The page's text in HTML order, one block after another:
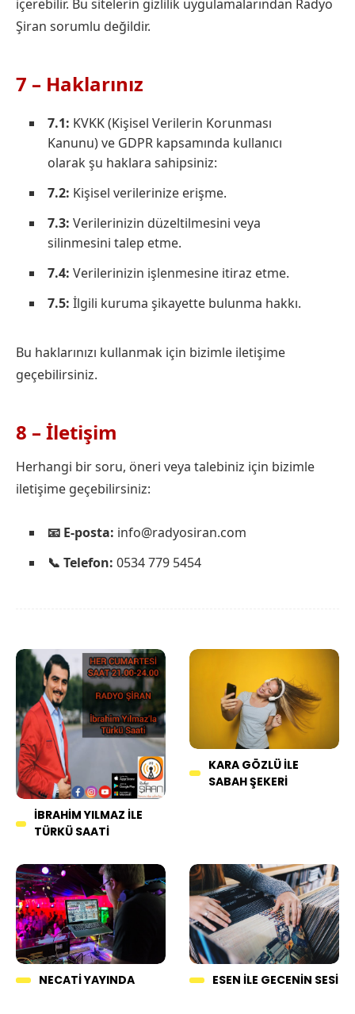
içerebilir. Bu sitelerin gizlilik uygulamalarından Radyo
Şiran sorumlu değildir.
7 – Haklarınız
7.1: KVKK (Kişisel Verilerin Korunması
Kanunu) ve GDPR kapsamında kullanıcı
olarak şu haklara sahipsiniz:
7.2: Kişisel verilerinize erişme.
7.3: Verilerinizin düzeltilmesini veya
silinmesini talep etme.
7.4: Verilerinizin işlenmesine itiraz etme.
7.5: İlgili kuruma şikayette bulunma hakkı.
Bu haklarınızı kullanmak için bizimle iletişime
geçebilirsiniz.
8 – İletişim
Herhangi bir soru, öneri veya talebiniz için bizimle
iletişime geçebilirsiniz:
📧 E-posta: info@radyosiran.com
📞 Telefon: 0534 779 5454
İBRAHIM YILMAZ İLE
TÜRKÜ SAATI
KARA GÖZLÜ ILE
SABAH ŞEKERI
NECATI YAYINDA ESEN ILE GECENIN SESI